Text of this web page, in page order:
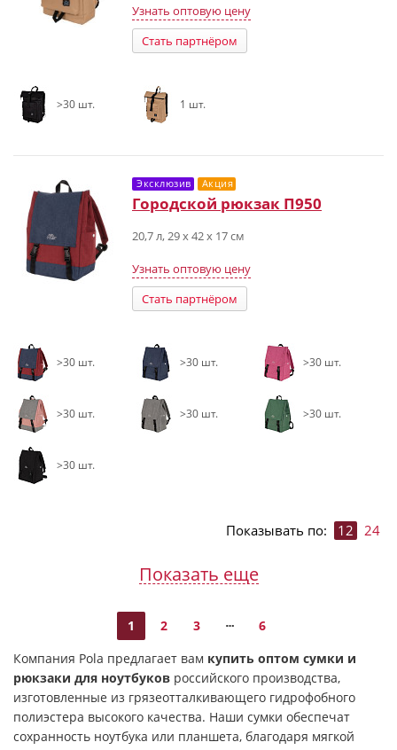
Узнать оптовую цену
Стать партнёром
>30 шт. 1 шт.
Эксклюзив Акция
Городской рюкзак П950
20,7 л, 29 х 42 х 17 см
Узнать оптовую цену
Стать партнёром
>30 шт. >30 шт. >30 шт.
>30 шт. >30 шт. >30 шт.
>30 шт.
Показывать по: 12 24
Показать еще
1 2 3
6
Компания Pola предлагает вам купить оптом сумки и
рюкзаки для ноутбуков российского производства,
изготовленные из грязеотталкивающего гидрофобного
полиэстера высокого качества. Наши сумки обеспечат
сохранность ноутбука или планшета, благодаря мягкой